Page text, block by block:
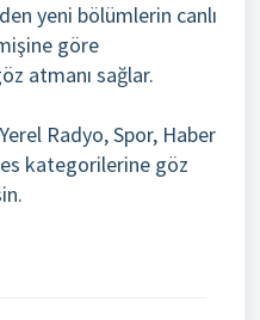
yeni bölümlerin canlı
göre
atmanı sağlar.
Radyo, Spor, Haber
kategorilerine göz